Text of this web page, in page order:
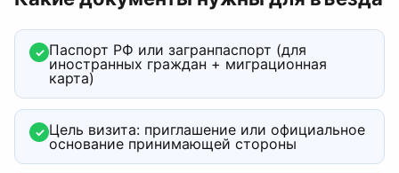
✓ Паспорт РФ или загранпаспорт (для
иностранных граждан + миграционная
карта)
✓ Цель визита: приглашение или официальное
основание принимающей стороны